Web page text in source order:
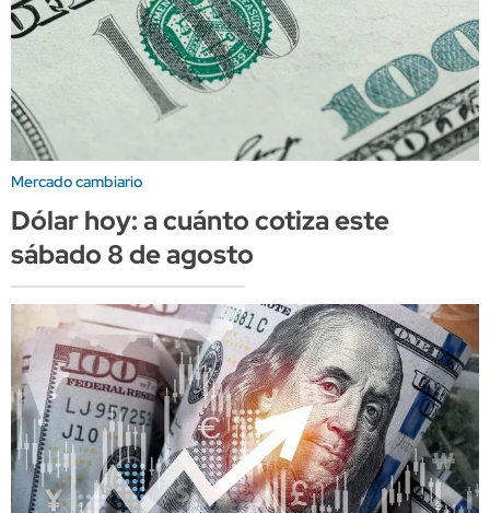
Mercado cambiario
Dólar hoy: a cuánto cotiza este
sábado 8 de agosto